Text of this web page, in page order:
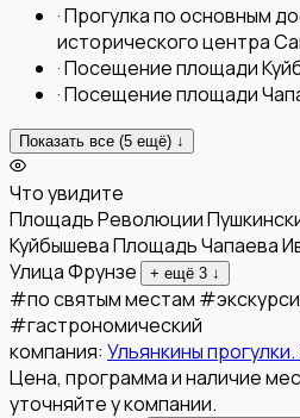
·Прогулка по основным
исторического центра
·Посещение площади
·Посещение площади
Показать все (5 ещё) ↓
Что увидите
Площадь Революции
КуйбышеваПлощадь Чапаева
Улица Фрунзе
+ ещё 3 ↓
#по святым местам #
#гастрономический
компания: Ульянкины
Цена, программа и наличие
уточняйте у компании.